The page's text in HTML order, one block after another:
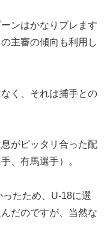
ンはかなりブレます
主審の傾向も利用し
く、それは捕手との
がピッタリ合った配
、有馬選手）。
たため、U-18に選
だのですが、当然な